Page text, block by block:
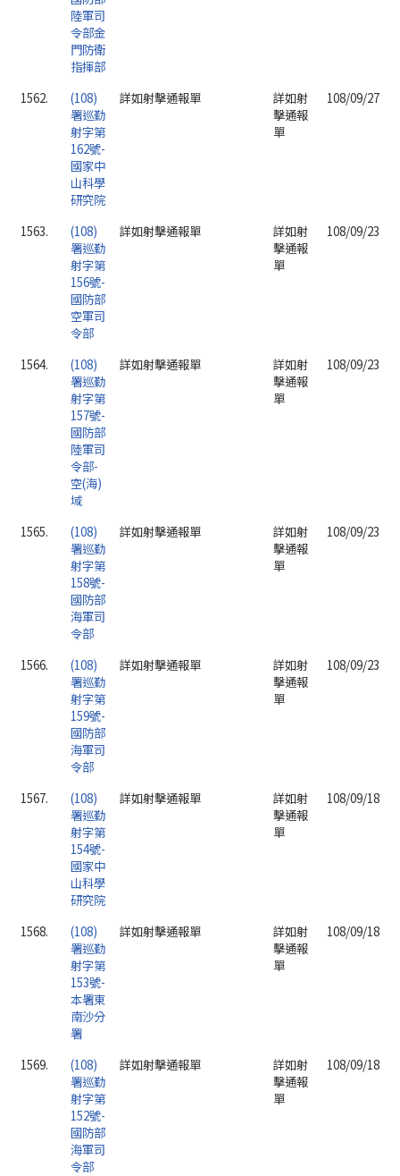
陸軍司
令部金
門防衛
指揮部
1562.
(108)
署巡勤
射字第
162號-
國家中
山科學
研究院
詳如射擊通報單
詳如射
擊通報
單
108/09/27
1563.
(108)
署巡勤
射字第
156號-
國防部
空軍司
令部
詳如射擊通報單
詳如射
擊通報
單
108/09/23
1564.
(108)
署巡勤
射字第
157號-
國防部
陸軍司
令部-
空(海)
域
詳如射擊通報單
詳如射
擊通報
單
108/09/23
1565.
(108)
署巡勤
射字第
158號-
國防部
海軍司
令部
詳如射擊通報單
詳如射
擊通報
單
108/09/23
1566.
(108)
署巡勤
射字第
159號-
國防部
海軍司
令部
詳如射擊通報單
詳如射
擊通報
單
108/09/23
1567.
(108)
署巡勤
射字第
154號-
國家中
山科學
研究院
詳如射擊通報單
詳如射
擊通報
單
108/09/18
1568.
(108)
署巡勤
射字第
153號-
本署東
南沙分
署
詳如射擊通報單
詳如射
擊通報
單
108/09/18
1569.
(108)
署巡勤
射字第
152號-
國防部
海軍司
令部
詳如射擊通報單
詳如射
擊通報
單
108/09/18